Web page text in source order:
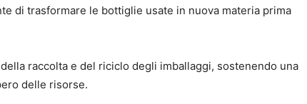
di trasformare le bottiglie usate in nuova materia prima
raccolta e del riciclo degli imballaggi, sostenendo una
delle risorse.